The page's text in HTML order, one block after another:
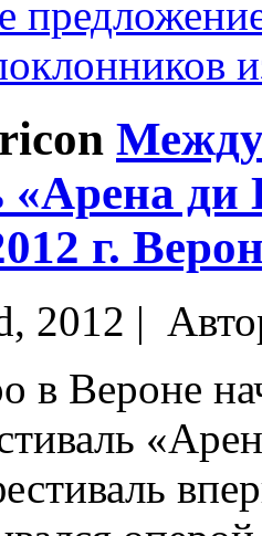
«Арена
г.
2012 |
в Вероне